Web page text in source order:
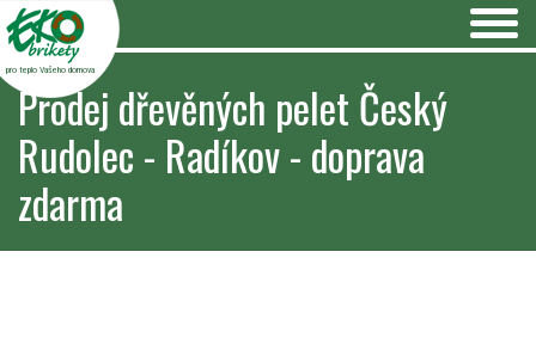
pro teplo Vašeho domova
Prodej dřevěných pelet Český
Rudolec - Radíkov - doprava
zdarma